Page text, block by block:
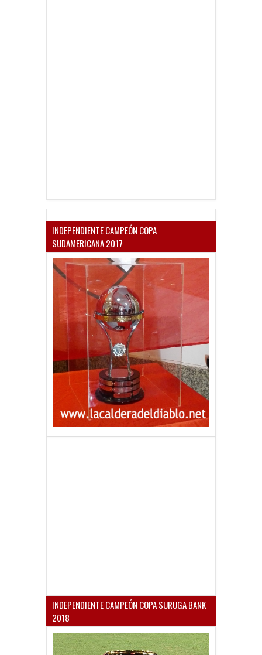
INDEPENDIENTE CAMPEÓN COPA
SUDAMERICANA 2017
INDEPENDIENTE CAMPEÓN COPA SURUGA BANK
2018